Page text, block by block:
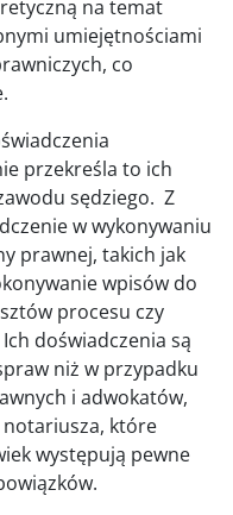
na temat
umiejętnościami
co
przekreśla to ich
sędziego. Z
w wykonywaniu
prawnej, takich jak
wpisów do
procesu czy
doświadczenia są
niż w przypadku
i adwokatów,
które
występują pewne